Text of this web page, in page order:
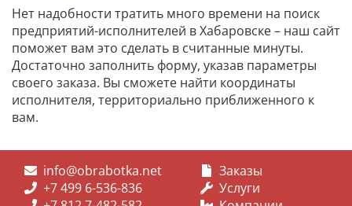
Нет надобности тратить много времени на поиск
предприятий-исполнителей в Хабаровске – наш сайт
поможет вам это сделать в считанные минуты.
Достаточно заполнить форму, указав параметры
своего заказа. Вы сможете найти координаты
исполнителя, территориально приближенного к
вам.
info@obrabotka.net
+7 499 6-536-836
Заказы
Услуги